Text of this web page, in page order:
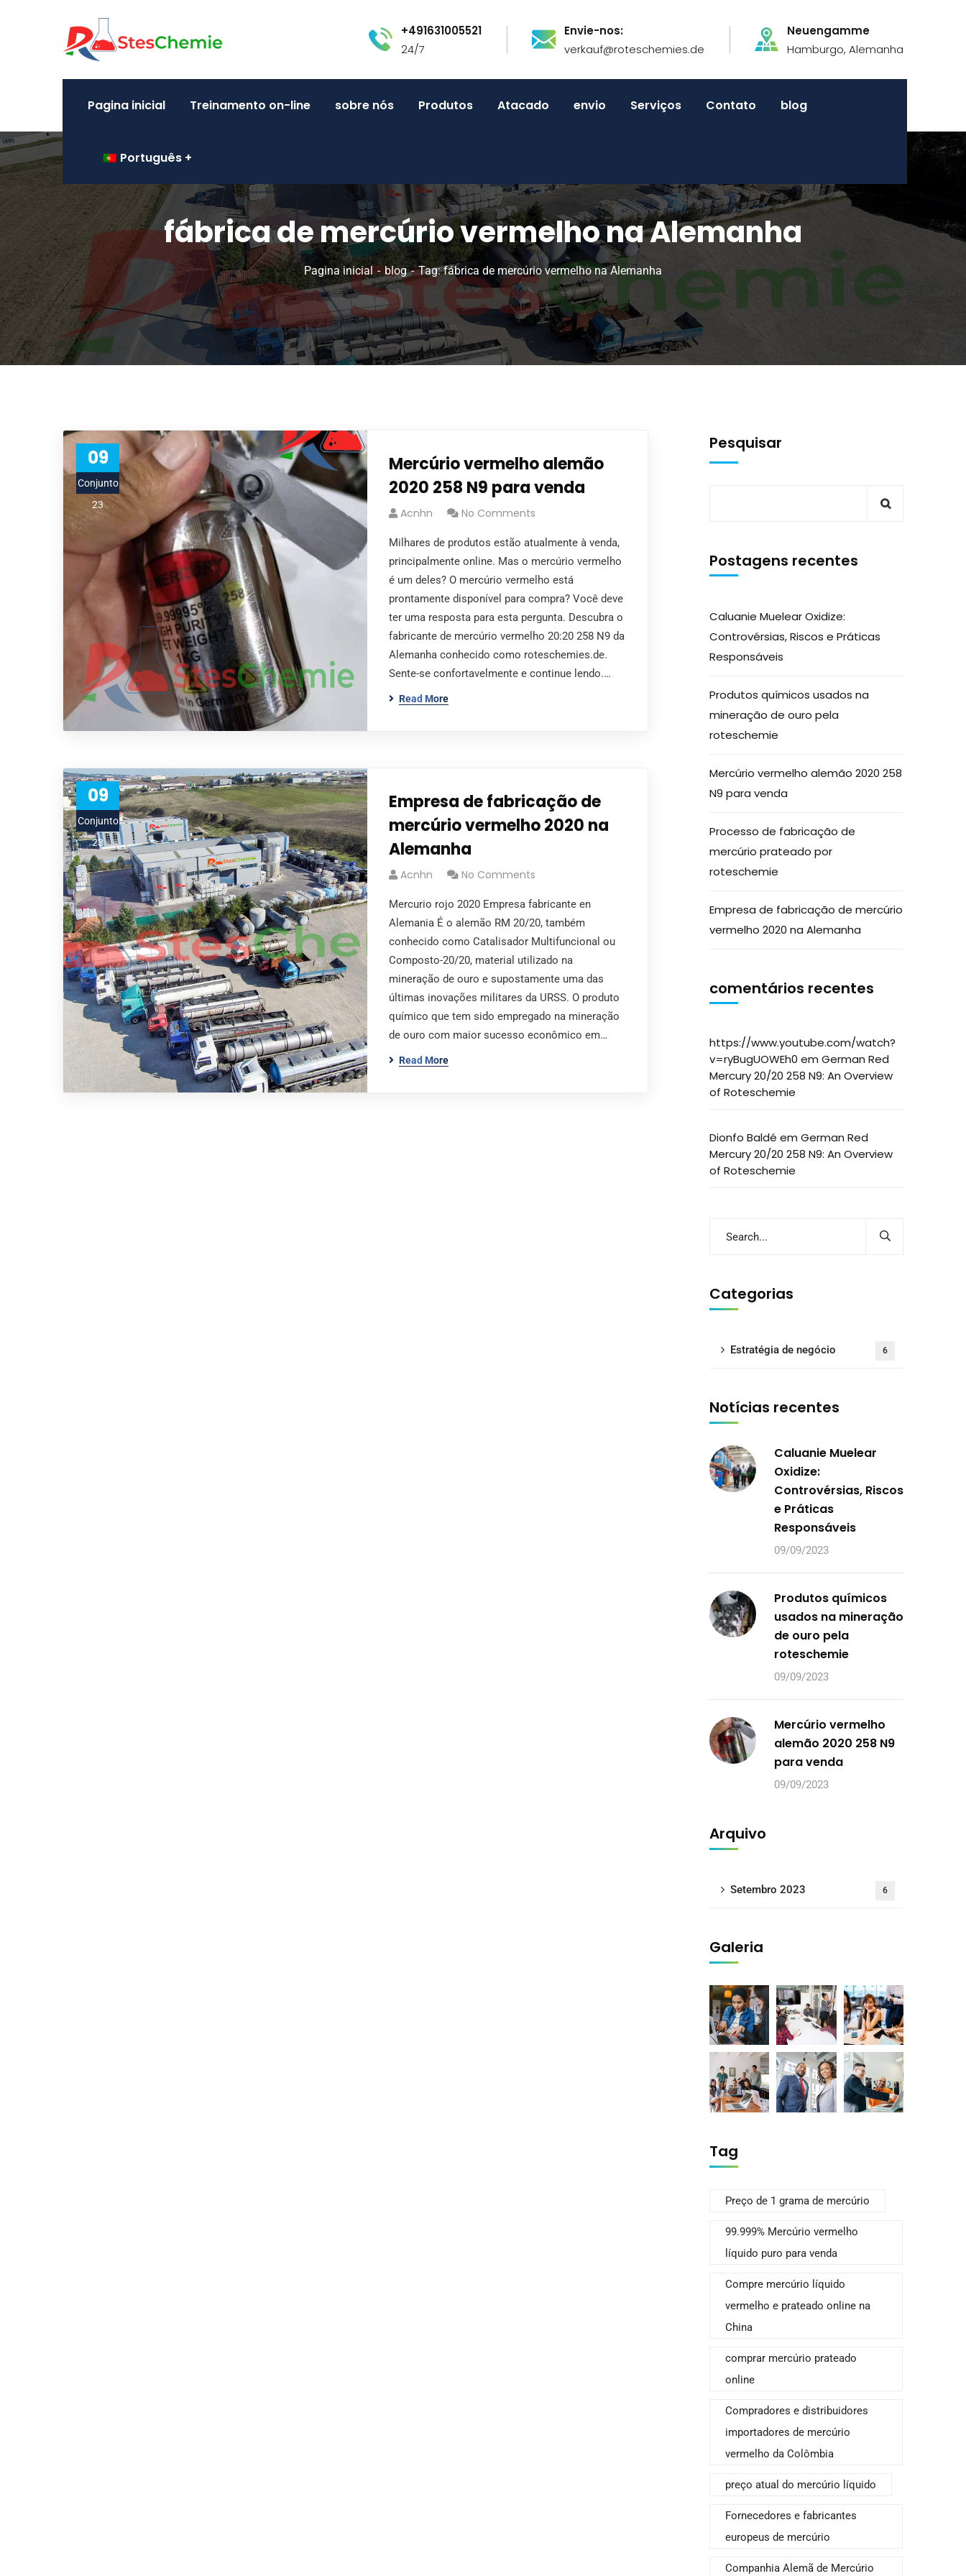
+491631005521
24/7
Envie-nos:
verkauf@roteschemies.de
Neuengamme
Hamburgo, Alemanha
Pagina inicial Treinamento on-line sobre nós Produtos Atacado envio Serviços Contato blog
Português
fábrica de mercúrio vermelho na Alemanha
Pagina inicial blog Tag: fábrica de mercúrio vermelho na Alemanha
09
Conjunto
23
Mercúrio vermelho alemão
2020 258 N9 para venda
Acnhn No Comments
Milhares de produtos estão atualmente à venda,
principalmente online. Mas o mercúrio vermelho
é um deles? O mercúrio vermelho está
prontamente disponível para compra? Você deve
ter uma resposta para esta pergunta. Descubra o
fabricante de mercúrio vermelho 20:20 258 N9 da
Alemanha conhecido como roteschemies.de.
Sente-se confortavelmente e continue lendo.…
Read More
09
Conjunto
23
Empresa de fabricação de
mercúrio vermelho 2020 na
Alemanha
Acnhn No Comments
Mercurio rojo 2020 Empresa fabricante en
Alemania É o alemão RM 20/20, também
conhecido como Catalisador Multifuncional ou
Composto-20/20, material utilizado na
mineração de ouro e supostamente uma das
últimas inovações militares da URSS. O produto
químico que tem sido empregado na mineração
de ouro com maior sucesso econômico em…
Read More
Pesquisar
Postagens recentes
Caluanie Muelear Oxidize:
Controvérsias, Riscos e Práticas
Responsáveis
Produtos químicos usados na
mineração de ouro pela
roteschemie
Mercúrio vermelho alemão 2020 258
N9 para venda
Processo de fabricação de
mercúrio prateado por
roteschemie
Empresa de fabricação de mercúrio
vermelho 2020 na Alemanha
comentários recentes
https://www.youtube.com/watch?
v=ryBugUOWEh0 em German Red
Mercury 20/20 258 N9: An Overview
of Roteschemie
Dionfo Baldé em German Red
Mercury 20/20 258 N9: An Overview
of Roteschemie
Categorias
Estratégia de negócio 6
Notícias recentes
Caluanie Muelear
Oxidize:
Controvérsias, Riscos
e Práticas
Responsáveis
09/09/2023
Produtos químicos
usados na mineração
de ouro pela
roteschemie
09/09/2023
Mercúrio vermelho
alemão 2020 258 N9
para venda
09/09/2023
Arquivo
Setembro 2023 6
Galeria
Tag
Preço de 1 grama de mercúrio
99.999% Mercúrio vermelho
líquido puro para venda
Compre mercúrio líquido
vermelho e prateado online na
China
comprar mercúrio prateado
online
Compradores e distribuidores
importadores de mercúrio
vermelho da Colômbia
preço atual do mercúrio líquido
Fornecedores e fabricantes
europeus de mercúrio
Companhia Alemã de Mercúrio